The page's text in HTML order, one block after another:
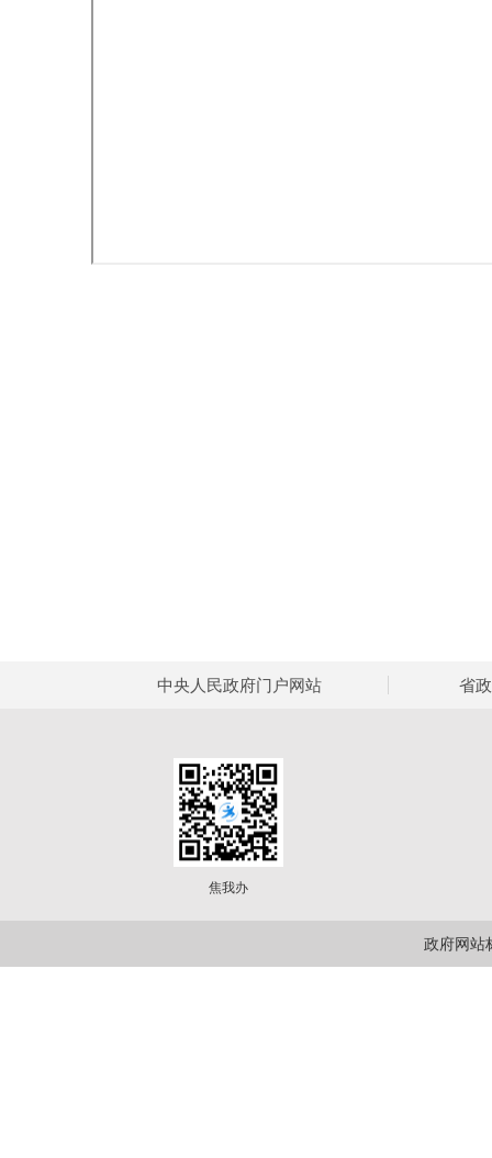
中央人民政府门户网站 省
焦我办
政府网站